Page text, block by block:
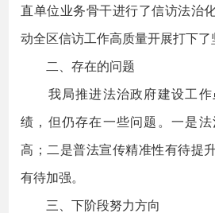
直单位业务骨干进行了信访法治
动全区信访工作高质量开展打下了
二、存在的问题
我局推进法治政府建设工作
绩，但仍存在一些问题。一是
高；二是普法宣传精准性有待提
有待加强。
三、下阶段努力方向